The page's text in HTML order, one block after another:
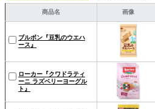
商品名 画像
ブルボン『豆乳のウエハ
ース』
ローカー『クワドラティ
ーニ ラズベリーヨーグル
ト』